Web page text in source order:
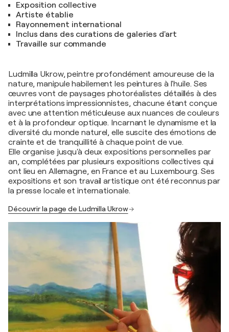
Exposition collective
Artiste établie
Rayonnement international
Inclus dans des curations de galeries d'art
Travaille sur commande
Ludmilla Ukrow, peintre profondément amoureuse de la
nature, manipule habilement les peintures à l'huile. Ses
œuvres vont de paysages photoréalistes détaillés à des
interprétations impressionnistes, chacune étant conçue
avec une attention méticuleuse aux nuances de couleurs
et à la profondeur optique. Incarnant le dynamisme et la
diversité du monde naturel, elle suscite des émotions de
crainte et de tranquillité à chaque point de vue.
Elle organise jusqu'à deux expositions personnelles par
an, complétées par plusieurs expositions collectives qui
ont lieu en Allemagne, en France et au Luxembourg. Ses
expositions et son travail artistique ont été reconnus par
la presse locale et internationale.
Découvrir la page de Ludmilla Ukrow